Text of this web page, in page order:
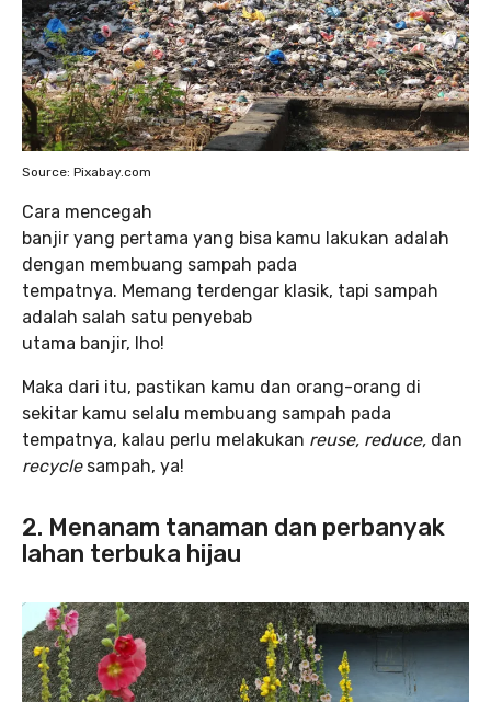
Source: Pixabay.com
Cara mencegah
banjir yang pertama yang bisa kamu lakukan adalah
dengan membuang sampah pada
tempatnya. Memang terdengar klasik, tapi sampah
adalah salah satu penyebab
utama banjir, lho!
Maka dari itu, pastikan kamu dan orang-orang di
sekitar kamu selalu membuang sampah pada
tempatnya, kalau perlu melakukan reuse, reduce, dan
recycle sampah, ya!
2. Menanam tanaman dan perbanyak
lahan terbuka hijau